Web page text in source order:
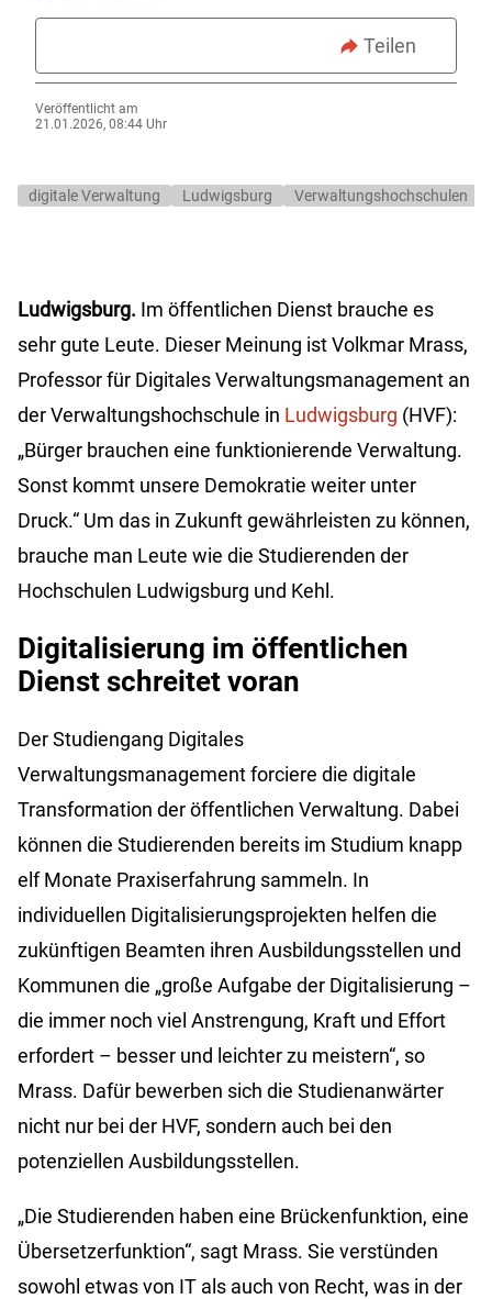
Teilen
Veröffentlicht am
21.01.2026, 08:44 Uhr
digitale Verwaltung Ludwigsburg Verwaltungshochschulen
Ludwigsburg. Im öffentlichen Dienst brauche es
sehr gute Leute. Dieser Meinung ist Volkmar Mrass,
Professor für Digitales Verwaltungsmanagement an
der Verwaltungshochschule in Ludwigsburg (HVF):
„Bürger brauchen eine funktionierende Verwaltung.
Sonst kommt unsere Demokratie weiter unter
Druck.“ Um das in Zukunft gewährleisten zu können,
brauche man Leute wie die Studierenden der
Hochschulen Ludwigsburg und Kehl.
Digitalisierung im öffentlichen
Dienst schreitet voran
Der Studiengang Digitales
Verwaltungsmanagement forciere die digitale
Transformation der öffentlichen Verwaltung. Dabei
können die Studierenden bereits im Studium knapp
elf Monate Praxiserfahrung sammeln. In
individuellen Digitalisierungsprojekten helfen die
zukünftigen Beamten ihren Ausbildungsstellen und
Kommunen die „große Aufgabe der Digitalisierung –
die immer noch viel Anstrengung, Kraft und Effort
erfordert – besser und leichter zu meistern“, so
Mrass. Dafür bewerben sich die Studienanwärter
nicht nur bei der HVF, sondern auch bei den
potenziellen Ausbildungsstellen.
„Die Studierenden haben eine Brückenfunktion, eine
Übersetzerfunktion“, sagt Mrass. Sie verstünden
sowohl etwas von IT als auch von Recht, was in der